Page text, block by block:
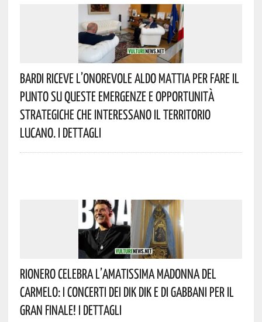
Bardi Riceve L’onorevole Aldo Mattia Per Fare Il
Punto Su Queste Emergenze E Opportunità
Strategiche Che Interessano Il Territorio
Lucano. I Dettagli
Rionero Celebra L’amatissima Madonna Del
Carmelo: I Concerti Dei DIK DIK E Di Gabbani Per Il
Gran Finale! I Dettagli